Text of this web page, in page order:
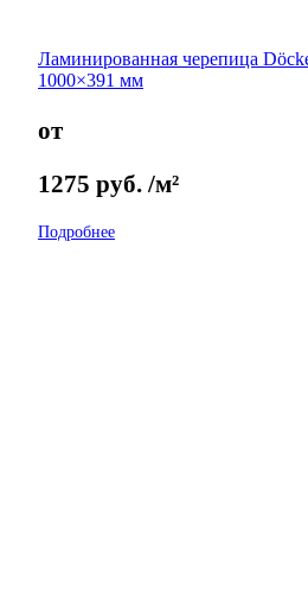
Ламинированная черепица
1000×391 мм
от
1275 руб. /м²
Подробнее